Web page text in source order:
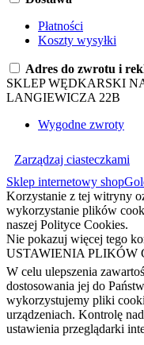
Płatności
Koszty wysyłki
Adres do zwrotu i
SKLEP WĘDKARSKI
LANGIEWICZA 22B
Wygodne zwroty
Zarządzaj ciasteczkami
Sklep internetowy
Korzystanie z tej witryny
wykorzystanie plików
naszej Polityce Cookies.
Nie pokazuj więcej tego
USTAWIENIA PLIKÓW
W celu ulepszenia
dostosowania jej do
wykorzystujemy pliki
urządzeniach. Kontrolę
ustawienia przeglądarki